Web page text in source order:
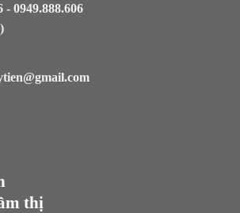
thị
- 0949.888.606